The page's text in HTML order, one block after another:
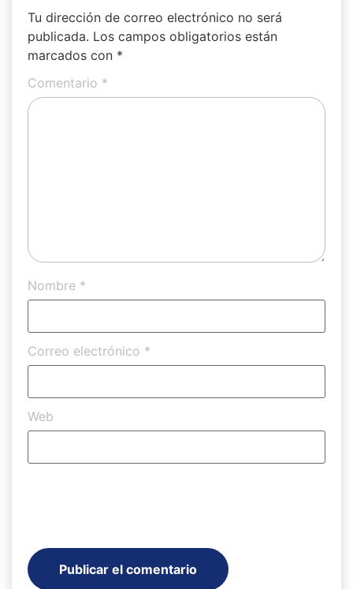
Tu dirección de correo electrónico no será
publicada. Los campos obligatorios están
marcados con *
Comentario *
Nombre *
Correo electrónico *
Web